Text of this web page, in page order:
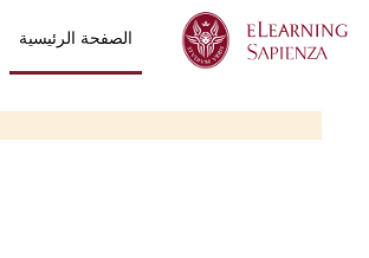
تخطى إلى المحتوى الرئيسي
الصفحة الرئيسية